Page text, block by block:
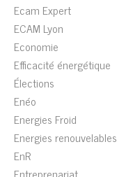
Ecam Expert
ECAM Lyon
Economie
Efficacité énergétique
Élections
Enéo
Energies Froid
Energies renouvelables
EnR